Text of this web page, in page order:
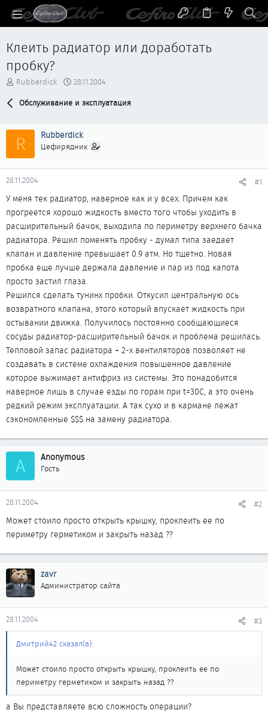
Клеить радиатор или доработать
пробку?
А
т
е
м
ы
Rubberdick
Д
т
а
ч
л
28.11.2004
Обслуживание и эксплуатация
R Rubberdick
Цефирядник
28.11.2004 #1
У меня тек радиатор, наверное как и у всех. Причем как
прогреется хорошо жидкость вместо того чтобы уходить в
расширительный бачок, выходила по периметру верхнего бачка
радиатора. Решил поменять пробку - думал типа заедает
клапан и давление превышает 0.9 атм. Но тщетно. Новая
пробка еще лучше держала давление и пар из под капота
просто застил глаза.
Решился сделать тунинх пробки. Откусил центральную ось
возвратного клапана, этого который впускает жидкость при
остывании движка. Получилось постоянно сообщающиеся
сосуды радиатор-расширительный бачок и проблема решилась.
Тепловой запас радиатора + 2-х вентиляторов позволяет не
создавать в системе охлаждения повышенное давление
которое выжимает антифриз из системы. Это понадобится
наверное лишь в случае езды по горам при t=30C, а это очень
редкий режим эксплуатации. А так сухо и в кармане лежат
сэкономленные $$$ на замену радиатора.
A Anonymous
Гость
28.11.2004 #2
Может стоило просто открыть крышку, проклеить ее по
периметру герметиком и закрыть назад ??
zavr
Администратор сайта
28.11.2004 #3
Дмитрий42 сказал(а):
Может стоило просто открыть крышку, проклеить ее по
периметру герметиком и закрыть назад ??
а Вы представляете всю сложность операции?